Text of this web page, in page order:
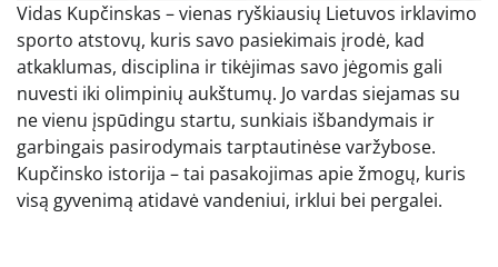
Vidas Kupčinskas – vienas ryškiausių Lietuvos irklavimo
sporto atstovų, kuris savo pasiekimais įrodė, kad
atkaklumas, disciplina ir tikėjimas savo jėgomis gali
nuvesti iki olimpinių aukštumų. Jo vardas siejamas su
ne vienu įspūdingu startu, sunkiais išbandymais ir
garbingais pasirodymais tarptautinėse varžybose.
Kupčinsko istorija – tai pasakojimas apie žmogų, kuris
visą gyvenimą atidavė vandeniui, irklui bei pergalei.